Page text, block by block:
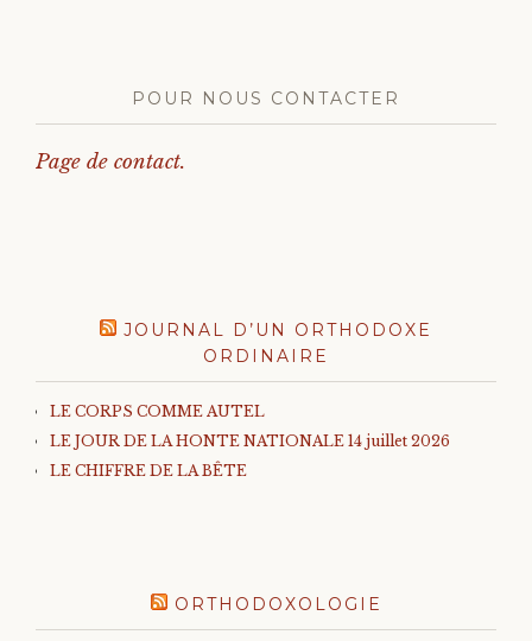
POUR NOUS CONTACTER
Page de contact.
JOURNAL D’UN ORTHODOXE
ORDINAIRE
LE CORPS COMME AUTEL
LE JOUR DE LA HONTE NATIONALE 14 juillet 2026
LE CHIFFRE DE LA BÊTE
ORTHODOXOLOGIE